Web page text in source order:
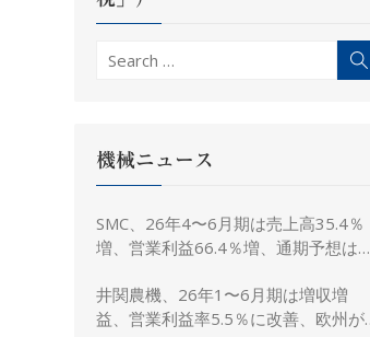
Search
機械ニュース
SMC、26年4〜6月期は売上高35.4％
増、営業利益66.4％増、通期予想は据
井関農機、26年1〜6月期は増収増
益、営業利益率5.5％に改善、欧州が